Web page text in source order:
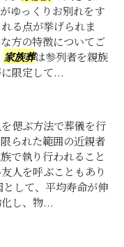
ゆっくりお別れをす
る点が挙げられま
方の特徴についてご
家族葬は参列者を親族
限定して...
偲ぶ方法で葬儀を行
られた範囲の近親者
で執り行われること
人を呼ぶこともあり
して、平均寿命が伸
し、物...